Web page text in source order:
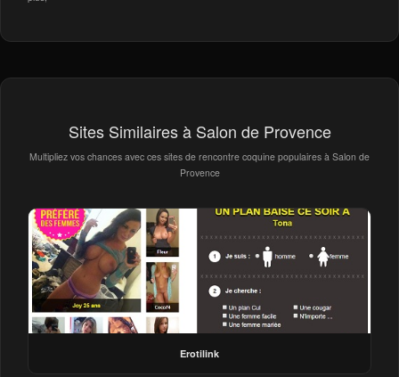
Sites Similaires à Salon de Provence
Multipliez vos chances avec ces sites de rencontre coquine populaires à Salon de
Provence
Erotilink